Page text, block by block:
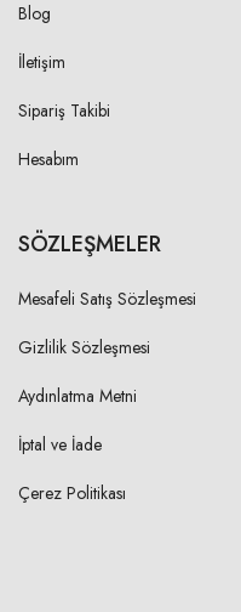
Blog
İletişim
Sipariş Takibi
Hesabım
SÖZLEŞMELER
Mesafeli Satış Sözleşmesi
Gizlilik Sözleşmesi
Aydınlatma Metni
İptal ve İade
Çerez Politikası